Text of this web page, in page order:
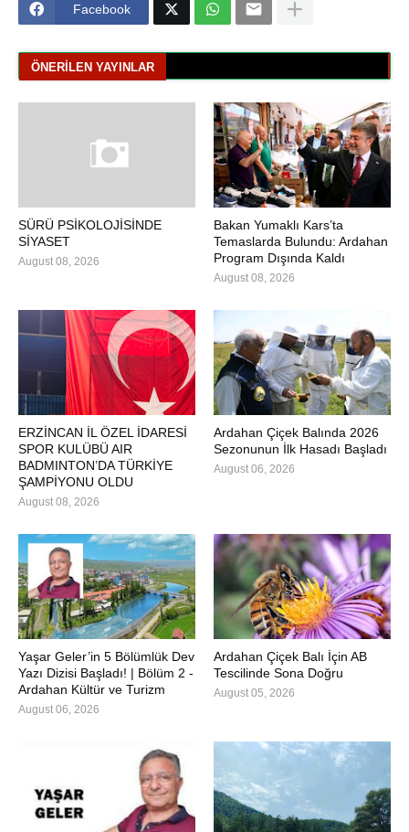
Facebook
ÖNERILEN YAYINLAR
SÜRÜ PSİKOLOJİSİNDE
SİYASET
August 08, 2026
Bakan Yumaklı Kars’ta
Temaslarda Bulundu: Ardahan
Program Dışında Kaldı
August 08, 2026
ERZİNCAN İL ÖZEL İDARESİ
SPOR KULÜBÜ AIR
BADMINTON’DA TÜRKİYE
ŞAMPİYONU OLDU
August 08, 2026
Ardahan Çiçek Balında 2026
Sezonunun İlk Hasadı Başladı
August 06, 2026
Yaşar Geler’in 5 Bölümlük Dev
Yazı Dizisi Başladı! | Bölüm 2 -
Ardahan Kültür ve Turizm
August 06, 2026
Ardahan Çiçek Balı İçin AB
Tescilinde Sona Doğru
August 05, 2026